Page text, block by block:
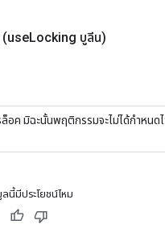
(useLocking บูลีน)
อค มิฉะนั้นพฤติกรรมจะไม่ได้กำหน
นี้มีประโยชน์ไหม